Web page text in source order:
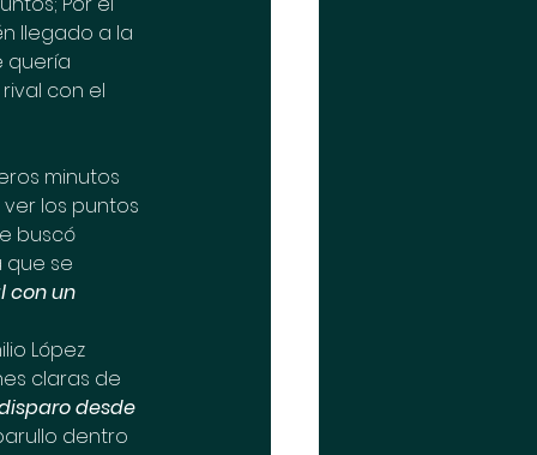
llegado a la
quería
con el
minutos
los puntos
buscó
que se
con un
López
claras de
desde
dentro